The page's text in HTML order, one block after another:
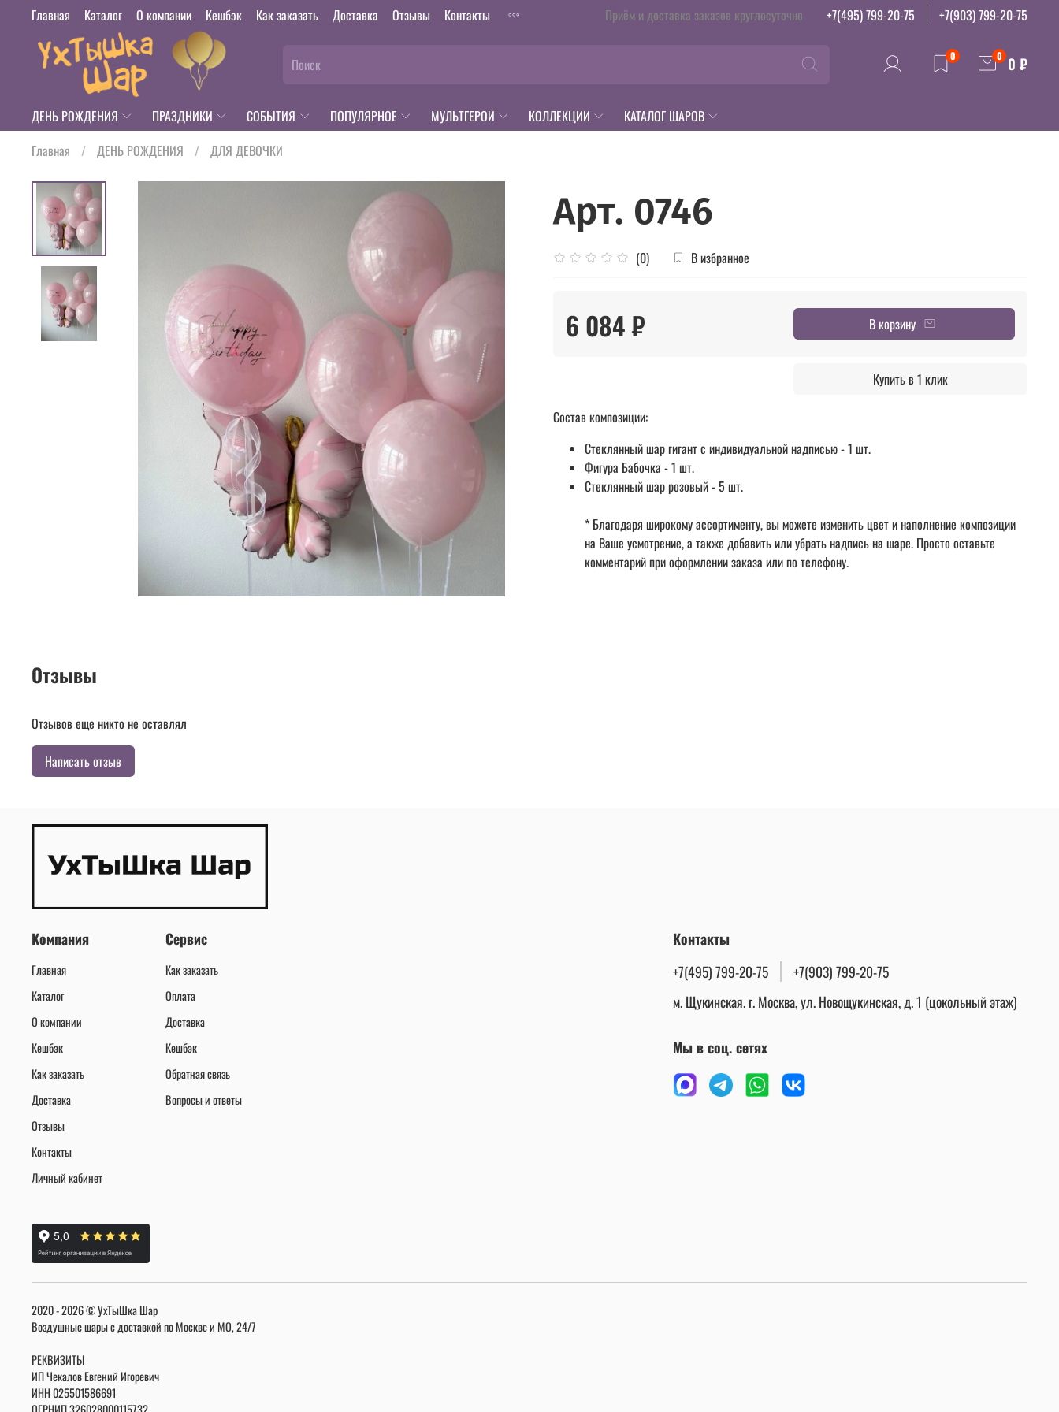
Главная Каталог О компании Кешбэк Как заказать Доставка Отзывы Контакты Приём и доставка заказов круглосуточно +7(495) 799-20-75 +7(903) 799-20-75
0 0 0 ₽
ДЕНЬ РОЖДЕНИЯ ПРАЗДНИКИ СОБЫТИЯ ПОПУЛЯРНОЕ МУЛЬТГЕРОИ КОЛЛЕКЦИИ
КАТАЛОГ ШАРОВ
Главная
ДЕНЬ РОЖДЕНИЯ ДЛЯ ДЕВОЧКИ
Арт. 0746
(0) В избранное
6 084 ₽ В корзину
Купить в 1 клик
Состав композиции:
Стеклянный шар гигант с индивидуальной надписью - 1 шт.
Фигура Бабочка - 1 шт.
Стеклянный шар розовый - 5 шт.
* Благодаря широкому ассортименту, вы можете изменить цвет и наполнение композиции
на Ваше усмотрение, а также добавить или убрать надпись на шаре. Просто оставьте
комментарий при оформлении заказа или по телефону.
Отзывы
Отзывов еще никто не оставлял
Написать отзыв
Компания
Главная
Каталог
О компании
Кешбэк
Как заказать
Доставка
Отзывы
Контакты
Личный кабинет
Сервис
Как заказать
Оплата
Доставка
Кешбэк
Обратная связь
Вопросы и ответы
Контакты
+7(495) 799-20-75
+7(903) 799-20-75
м. Щукинская. г. Москва, ул. Новощукинская, д. 1 (цокольный этаж)
Мы в соц. сетях
2020 - 2026 © УхТыШка Шар
Воздушные шары с доставкой по Москве и МО, 24/7
РЕКВИЗИТЫ
ИП Чекалов Евгений Игоревич
ИНН025501586691